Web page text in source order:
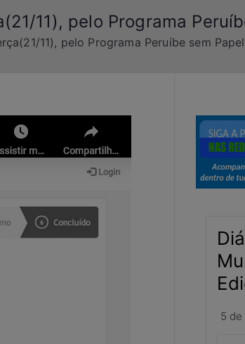
11), pelo Programa
11), pelo Programa Peruíbe sem Papel
5